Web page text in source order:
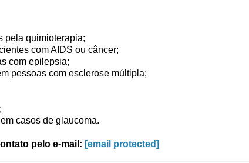
pela quimioterapia;
com AIDS ou câncer;
com epilepsia;
pessoas com esclerose múltipla;
casos de glaucoma.
pelo e-mail: [email protected]